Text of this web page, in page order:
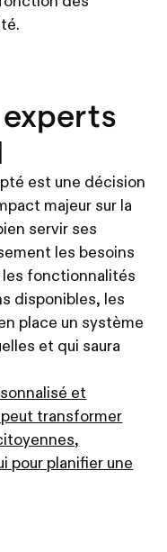
est une décision
majeur sur la
servir ses
les besoins
les fonctionnalités
disponibles, les
place un système
et qui saura
et
transformer
pour planifier une